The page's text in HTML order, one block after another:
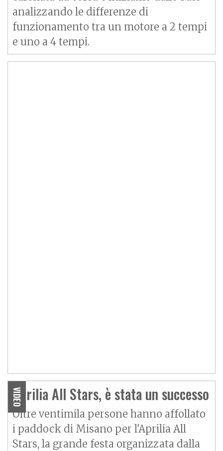
analizzando le differenze di
funzionamento tra un motore a 2 tempi
e uno a 4 tempi.
VIDEO
Aprilia All Stars, è stata un successo
Oltre ventimila persone hanno affollato
i paddock di Misano per l'Aprilia All
Stars, la grande festa organizzata dalla